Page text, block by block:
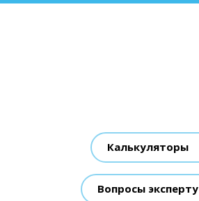
Калькуляторы
Вопросы эксперту